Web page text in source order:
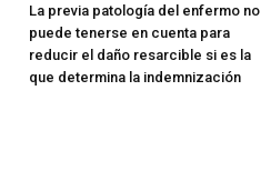
La previa patología del enfermo no
puede tenerse en cuenta para
reducir el daño resarcible si es la
que determina la indemnización